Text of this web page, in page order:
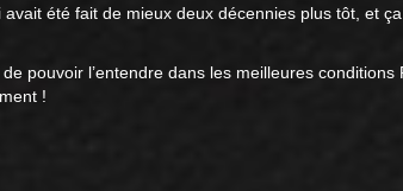
été fait de mieux deux décennies plus tôt, et
pouvoir l’entendre dans les meilleures
!